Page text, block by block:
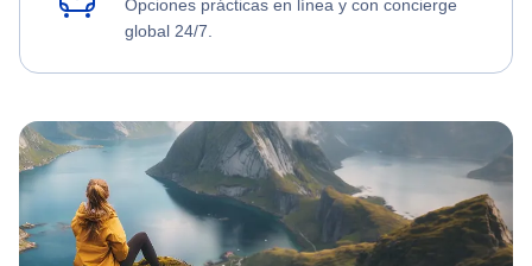
Opciones prácticas en línea y con concierge
global 24/7.